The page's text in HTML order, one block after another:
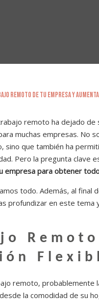
remoto ha dejado
muchas empresas. No
sino que también ha
Pero la pregunta clave
empresa para obtener
todo. Además, al final
profundizar en este tema
remoto, probablemente
la comodidad de su